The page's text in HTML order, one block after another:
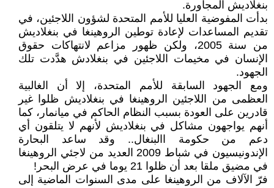
بنغلاديش المجاورة.
بدأت المفوضية العليا للأمم المتحدة لشؤون اللاجئين، في
تقديم المساعدات لإعادة توطين الروهينغا في بنغلاديش
من سنة 2005، ولكن ظهور مزاعم لانتهاكات حقوق
الإنسان في مخيمات اللاجئين في بنغلادش هدَّدت تلك
الجهود.
ومع الجهود السابقة للأمم المتحدة، إلا أن الغالبية
العظمى من اللاجئين الروهينغا في بنغلاديش ظلوا غير
قادرين على العودة بسبب النظام الحاكم في ميانمار، كما
أنهم يواجهون مشاكل في بنغلاديش لأنهم لا يتلقون أي
دعم من حكومة االبنغال.. وقد ساعد البحارة
الإندونيسيون في شباط 2009 العديد من لاجئي الروهينغا
في مضيق ملقا بعد أن ظلوا 21 يوما في عرض البحر!
فرّ الآلاف من الروهينغا على مدى السنوات الماضية إلى